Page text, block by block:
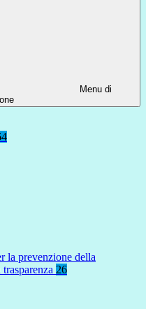
Menu di
la prevenzione della
26